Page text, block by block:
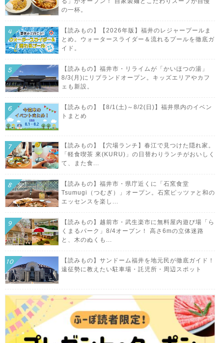
の一杯。
【読みもの】【2026年版】福井のレジャープールま
とめ。ウォータースライダー＆流れるプールを徹底ガ
イド。
【読みもの】福井市・リライムが「かいほつの湯」
8/3(月)にリブランドオープン。キッズエリアやカフ
ェも新設。
【読みもの】【8/1(土)～8/2(日)】福井県内のイベン
トまとめ
【読みもの】【穴場ランチ】春江で見つけた隠れ家。
「軽食喫茶 來(KURU)」の日替わりランチがおいしく
て、また食...
【読みもの】福井市・県庁近くに「石窯食堂
Tsumugi（つむぎ）」オープン。石窯ピッツァと和の
エッセンスを楽し...
【読みもの】越前市・武生楽市に無料屋内遊び場「ら
くまるパーク」8/4オープン！ 高さ6mの立体迷路
と、木のぬくも...
【読みもの】サンドーム福井を地元民が徹底ガイド！
遠征勢に教えたい駐車場・託児所・周辺スポット